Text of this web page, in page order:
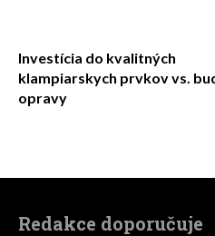
Investícia do kvalitných
klampiarskych prvkov vs.
opravy
Redakce doporučuje